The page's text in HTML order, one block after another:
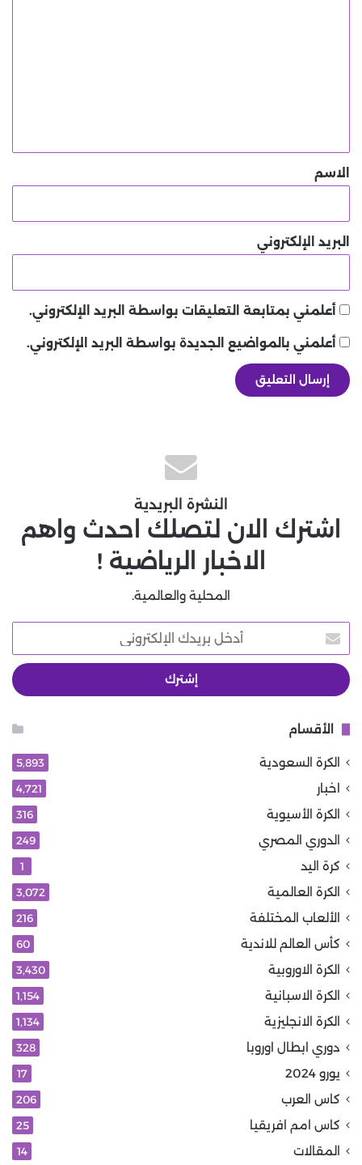
*الاسم
البريد الإلكتروني
أعلمني بمتابعة التعليقات بواسطة البريد الإلكتروني.
أعلمني بالمواضيع الجديدة بواسطة البريد الإلكتروني.
النشرة البريدية
اشترك الان لتصلك احدث واهم
الاخبار الرياضية !
المحلية والعالمية.
أدخل
بريدك
الإلكتروني
الأقسام
الكرة السعودية 5٬893
اخبار 4٬721
الكرة الأسيوية 316
الدوري المصري 249
كرة اليد 1
الكرة العالمية 3٬072
الألعاب المختلفة 216
كأس العالم للاندية 60
الكرة الاوروبية 3٬430
الكرة الاسبانية 1٬154
الكرة الانجليزية 1٬134
دوري ابطال اوروبا 328
يورو 2024 17
كاس العرب 206
كاس امم افريقيا 25
المقالات 14